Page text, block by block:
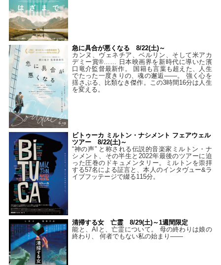
急に具合が悪くなる 8/22(土)～
カンヌ、ヴェネチア、ベルリン、そして米アカ
デミー賞®…… 日本映画界を新時代に導いた濱
口竜介監督最新作。 国籍も言葉も超えた、人生
でたった一度きりの、魂の邂逅――。 強く心を
揺さぶる、比類なき傑作。この3時間16分は人生
を変える。
ビトゥーカ ミルトン・ナシメント フェアウェル
ツアー 8/22(土)～
“神の声” と称される伝説的音楽家ミルトン・ナ
シメント、その半生と2022年最後のツアーに迫
った圧巻のドキュメンタリー。ミルトンを崇拝
する57名による証言と、本人のインタヴュー&ラ
イブフッテージで綴る115分。
清掃する女 亡霊 8/29(土)～1週間限定
能と、AIと、亡霊について。 母の終わりは娘の
終わり、 何者でもない私の始まり――